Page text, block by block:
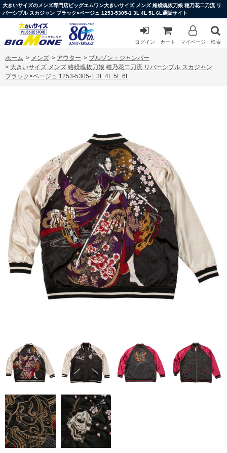
大きいサイズのメンズ専門店ビッグエムワン大きいサイズ メンズ 絡繰魂抜刀娘 穂乃花二刀流 リ
バーシブル スカジャン ブラック×ベージュ 1253-5305-1 3L 4L 5L 6L通販サイト
ログイン カート マイページ 検索
ホーム > メンズ > アウター > ブルゾン・ジャンパー
> 大きいサイズ メンズ 絡繰魂抜刀娘 穂乃花二刀流 リバーシブル スカジャン
ブラック×ベージュ 1253-5305-1 3L 4L 5L 6L